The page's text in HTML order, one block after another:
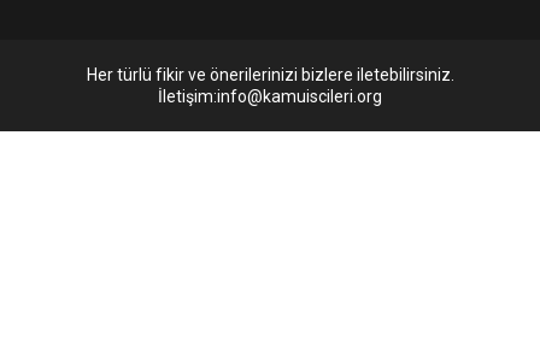
Her türlü fikir ve önerilerinizi bizlere iletebilirsiniz.
İletişim:info@kamuiscileri.org